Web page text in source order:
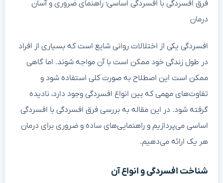
فرق افسردگی با افسردگی اساسی؛ راهنمای ضروری و آسان
درمان
افسردگی یکی از اختلالات روانی شایع است که بسیاری از افراد
در طول زندگی خود ممکن است با آن مواجه شوند. اما گاهی
ممکن است این اصطلاح به صورت کلی استفاده شود و
تفاوت‌های مهمی که بین انواع افسردگی وجود دارد، نادیده
گرفته شود. در این مقاله به بررسی فرق افسردگی با افسردگی
اساسی می‌پردازیم و راهنمایی‌های ساده و ضروری برای درمان
هر یک ارائه می‌دهیم.
شناخت افسردگی و انواع آن